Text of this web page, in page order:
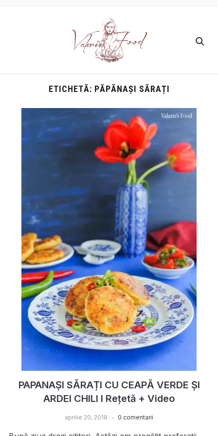
ETICHETĂ: PĂPĂNAȘI SĂRAȚI
PAPANAȘI SĂRAȚI CU CEAPĂ VERDE ȘI
ARDEI CHILI I Rețetă + Video
aprilie 20, 2018 0 comentarii